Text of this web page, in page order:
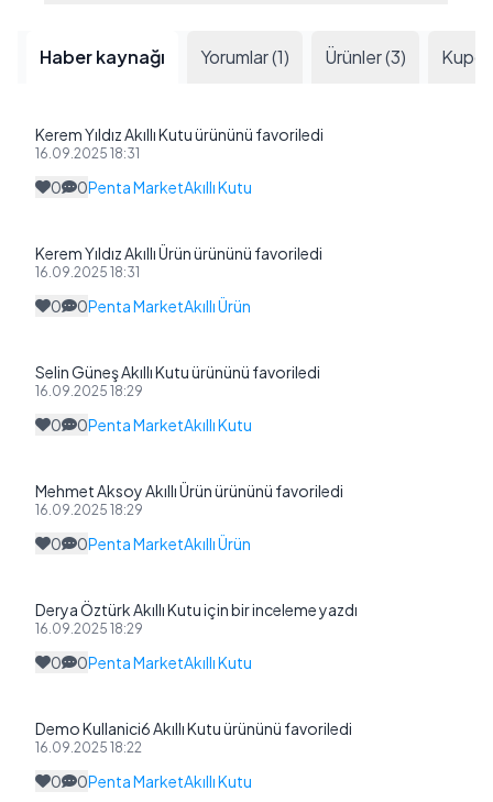
Haber kaynağı Yorumlar (1) Ürünler (3)
Kerem Yıldız Akıllı Kutu ürününü favoriledi
16.09.2025 18:31
0 0Penta MarketAkıllı Kutu
Kerem Yıldız Akıllı Ürün ürününü favoriledi
16.09.2025 18:31
0 0Penta MarketAkıllı Ürün
Selin Güneş Akıllı Kutu ürününü favoriledi
16.09.2025 18:29
0 0Penta MarketAkıllı Kutu
Mehmet Aksoy Akıllı Ürün ürününü favoriledi
16.09.2025 18:29
0 0Penta MarketAkıllı Ürün
Derya Öztürk Akıllı Kutu için bir inceleme yazdı
16.09.2025 18:29
0 0Penta MarketAkıllı Kutu
Demo Kullanici6 Akıllı Kutu ürününü favoriledi
16.09.2025 18:22
0 0Penta MarketAkıllı Kutu